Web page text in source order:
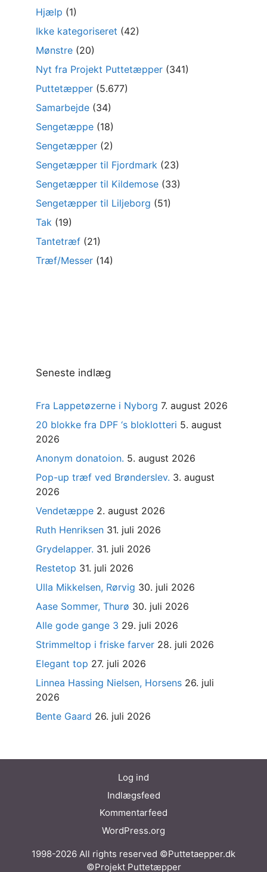
Hjælp (1)
Ikke kategoriseret (42)
Mønstre (20)
Nyt fra Projekt Puttetæpper (341)
Puttetæpper (5.677)
Samarbejde (34)
Sengetæppe (18)
Sengetæpper (2)
Sengetæpper til Fjordmark (23)
Sengetæpper til Kildemose (33)
Sengetæpper til Liljeborg (51)
Tak (19)
Tantetræf (21)
Træf/Messer (14)
Seneste indlæg
Fra Lappetøzerne i Nyborg 7. august 2026
20 blokke fra DPF ‘s bloklotteri 5. august
2026
Anonym donatoion. 5. august 2026
Pop-up træf ved Brønderslev. 3. august
2026
Vendetæppe 2. august 2026
Ruth Henriksen 31. juli 2026
Grydelapper. 31. juli 2026
Restetop 31. juli 2026
Ulla Mikkelsen, Rørvig 30. juli 2026
Aase Sommer, Thurø 30. juli 2026
Alle gode gange 3 29. juli 2026
Strimmeltop i friske farver 28. juli 2026
Elegant top 27. juli 2026
Linnea Hassing Nielsen, Horsens 26. juli
2026
Bente Gaard 26. juli 2026
Log ind
Indlægsfeed
Kommentarfeed
WordPress.org
1998-2026 All rights reserved ©Puttetaepper.dk
©Projekt Puttetæpper